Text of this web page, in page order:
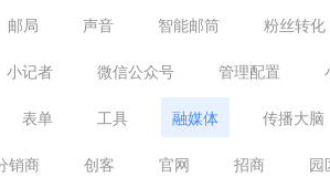
邮局 声音 智能邮筒 粉丝转化
小记者 微信公众号 管理配置
表单 工具 融媒体 传播大脑
销商 创客 官网 招商 园